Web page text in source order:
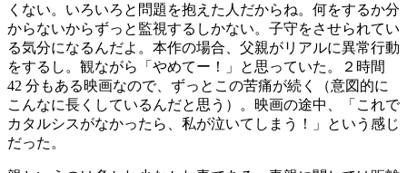
くない。いろいろと問題を抱えた人だからね。何をするか分
からないからずっと監視するしかない。子守をさせられてい
る気分になるんだよ。本作の場合、父親がリアルに異常行動
をするし。観ながら「やめてー！」と思っていた。２時間
42 分もある映画なので、ずっとこの苦痛が続く（意図的に
こんなに長くしているんだと思う）。映画の途中、「これで
カタルシスがなかったら、私が泣いてしまう！」という感じ
だった。